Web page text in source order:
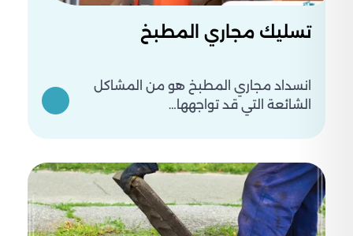
تسليك مجاري المطبخ
انسداد مجاري المطبخ هو من المشاكل
الشائعة التي قد تواجهها…